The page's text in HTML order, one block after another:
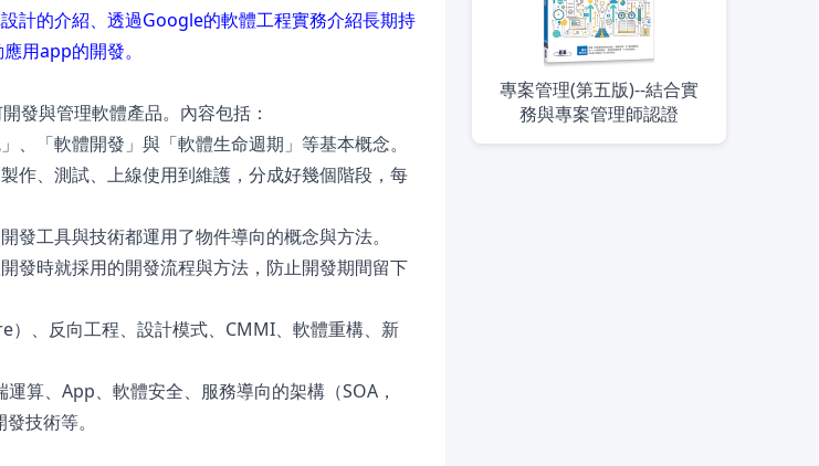
計的介紹、透過Google的軟體工程實務介紹長期持
用app的開發。
發與管理軟體產品。內容包括：
「軟體開發」與「軟體生命週期」等基本概念。
作、測試、上線使用到維護，分成好幾個階段，每
工具與技術都運用了物件導向的概念與方法。
發時就採用的開發流程與方法，防止開發期間留下
、反向工程、設計模式、CMMI、軟體重構、新
算、App、軟體安全、服務導向的架構（SOA，
技術等。
專案管理(第五版)--結合實
務與專案管理師認證